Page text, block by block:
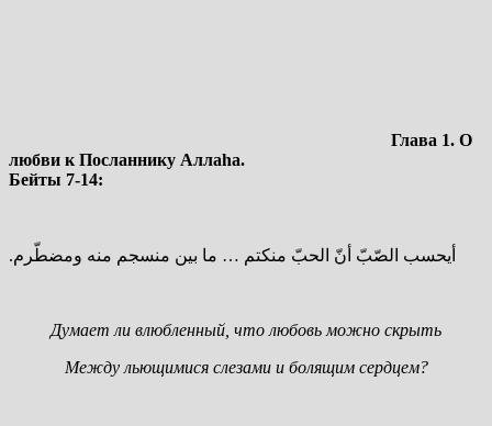
Глава 1. О
любви к Посланнику Аллаhа.
Бейты 7-14:
أيحسب الصّبّ أنّ الحبّ منكتم … ما بين منسجم منه ومضطّرم.
Думает ли влюбленный, что любовь можно скрыть
Между льющимися слезами и болящим сердцем?